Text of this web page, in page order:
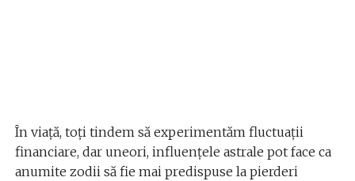
În viață, toți tindem să experimentăm fluctuații
financiare, dar uneori, influențele astrale pot face ca
anumite zodii să fie mai predispuse la pierderi